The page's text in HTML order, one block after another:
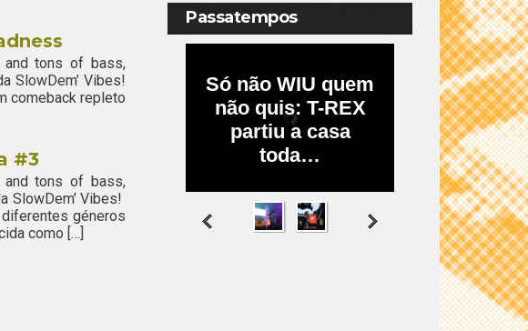
and tons of bass,
SlowDem’ Vibes!
comeback repleto
#3
and tons of bass,
SlowDem’ Vibes!
géneros
como […]
Passatempos